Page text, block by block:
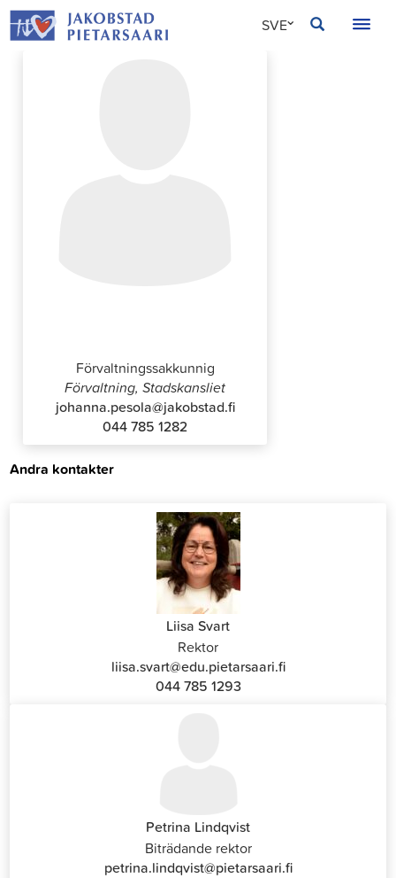
Hoppa
till
SVE
Förvaltningssakkunnig
Förvaltning, Stadskansliet
johanna.pesola@jakobstad.fi
044 785 1282
Andra kontakter
Liisa Svart
Rektor
liisa.svart@edu.pietarsaari.fi
044 785 1293
Petrina Lindqvist
Biträdande rektor
petrina.lindqvist@pietarsaari.fi